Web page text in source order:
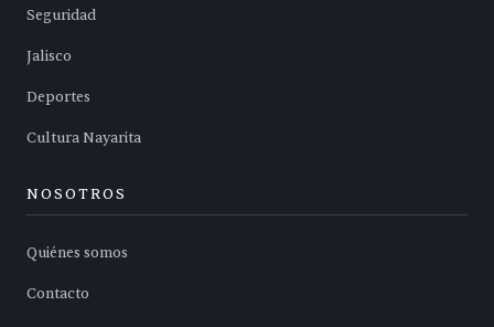
Seguridad
Jalisco
Deportes
Cultura Nayarita
NOSOTROS
Quiénes somos
Contacto